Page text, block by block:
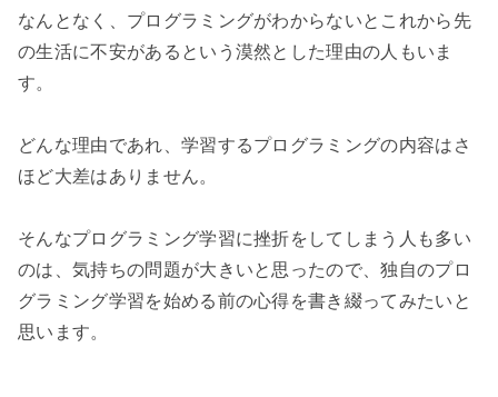
なんとなく、プログラミングがわからないとこれから先
の生活に不安があるという漠然とした理由の人もいま
す。
どんな理由であれ、学習するプログラミングの内容はさ
ほど大差はありません。
そんなプログラミング学習に挫折をしてしまう人も多い
のは、気持ちの問題が大きいと思ったので、独自のプロ
グラミング学習を始める前の心得を書き綴ってみたいと